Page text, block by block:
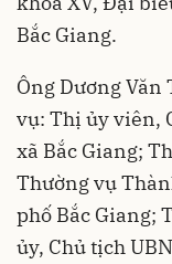
Bắc Giang.
Ông Dương
vụ: Thị ủy viên,
xã Bắc Giang;
Thường vụ
phố Bắc Giang;
ủy, Chủ tịch